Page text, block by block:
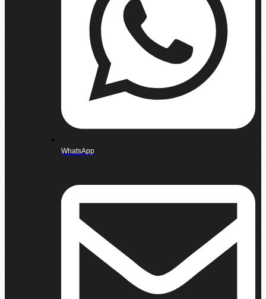
WhatsApp